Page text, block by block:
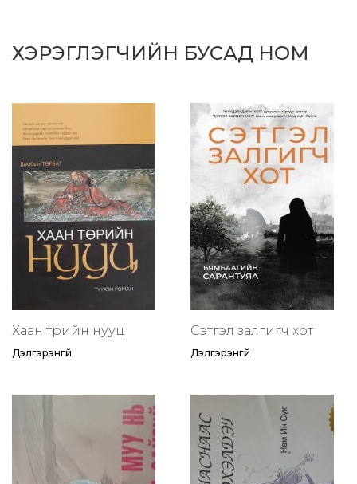
ХЭРЭГЛЭГЧИЙН БУСАД НОМ
Хаан төрийн нууц
Дэлгэрэнгүй
Сэтгэл залгигч хот
Дэлгэрэнгүй